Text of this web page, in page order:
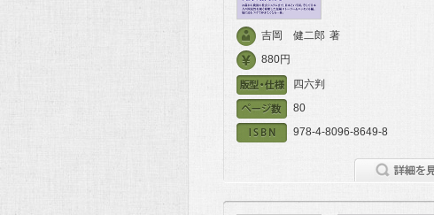
吉岡 健二郎 著
880円
四六判
80
978-4-8096-8649-8